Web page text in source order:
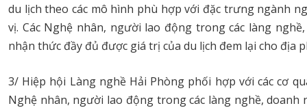
du lịch theo các mô hình phù hợp với đặc trưng ngành
vị. Các Nghệ nhân, người lao động trong các làng
nhận thức đầy đủ được giá trị của du lịch đem lại cho địa
3/ Hiệp hội Làng nghề Hải Phòng phối hợp với các cơ
Nghệ nhân, người lao động trong các làng nghề,